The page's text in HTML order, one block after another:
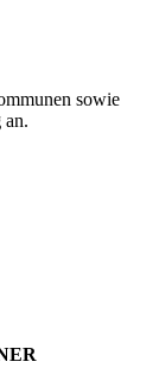
sowie
an.